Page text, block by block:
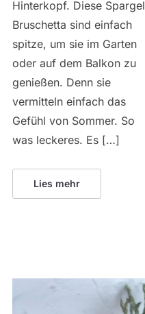
Hinterkopf. Diese Spargel
Bruschetta sind einfach
spitze, um sie im Garten
oder auf dem Balkon zu
genießen. Denn sie
vermitteln einfach das
Gefühl von Sommer. So
was leckeres. Es […]
Lies mehr